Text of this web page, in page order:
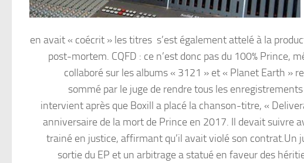
en avait « coécrit » les titres s’est également attelé à la
post-mortem. CQFD : ce n’est donc pas du 100% Prince,
collaboré sur les albums « 3121 » et « Planet Earth
sommé par le juge de rendre tous les
intervient après que Boxill a placé la chanson-titre, «
anniversaire de la mort de Prince en 2017. Il devait suivre
trainé en justice, affirmant qu’il avait violé son contrat.Un
sortie du EP et un arbitrage a statué en faveur des